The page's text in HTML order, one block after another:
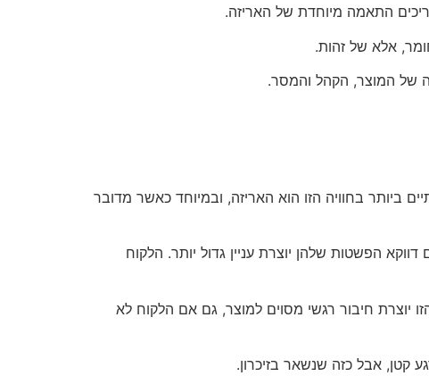
התאמה מיוחדת של האריזה.
אלא של זהות.
של המוצר, הקהל והמסר.
ביותר בחוויה הזו הוא האריזה, ובמיוחד כאשר מדובר
הפשטות שלהן יוצרת עניין גדול יותר. הלקוח
יוצרת חיבור רגשי מסוים למוצר, גם אם הלקוח לא
קטן, אבל כזה שנשאר בזיכרון.